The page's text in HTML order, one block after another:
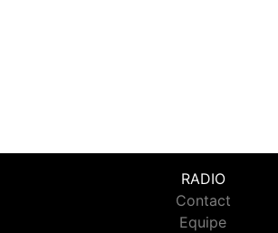
RADIO
Contact
Equipe